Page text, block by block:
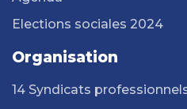
Elections sociales 2024
Organisation
14 Syndicats